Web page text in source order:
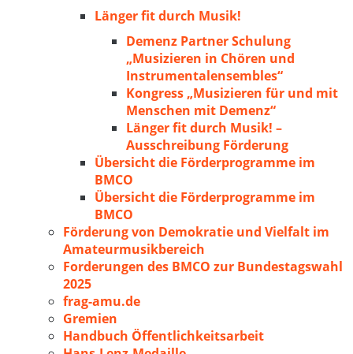
Länger fit durch Musik!
Demenz Partner Schulung
„Musizieren in Chören und
Instrumentalensembles“
Kongress „Musizieren für und mit
Menschen mit Demenz“
Länger fit durch Musik! –
Ausschreibung Förderung
Übersicht die Förderprogramme im
BMCO
Übersicht die Förderprogramme im
BMCO
Förderung von Demokratie und Vielfalt im
Amateurmusikbereich
Forderungen des BMCO zur Bundestagswahl
2025
frag-amu.de
Gremien
Handbuch Öffentlichkeitsarbeit